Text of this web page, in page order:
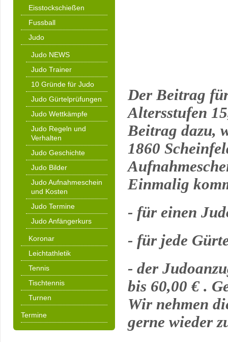
Eisstockschießen
Fussball
Judo
Judo NEWS
Judo Trainer
10 Gründe für Judo
Judo Gürtelprüfungen
Judo Wettkämpfe
Judo Regeln und
Verhalten
Judo Geschichte
Judo Bilder
Judo Aufnahmeschein
und Kosten
Judo Termine
Judo Anfängerkurs
Koronar
Leichtathletik
Tennis
Tischtennis
Turnen
Termine
Der Beitrag
Altersstufen
Beitrag dazu,
1860
Einmalig
- für einen
- für jede
- der
bis 60,00 € .
Wir nehmen
gerne wieder